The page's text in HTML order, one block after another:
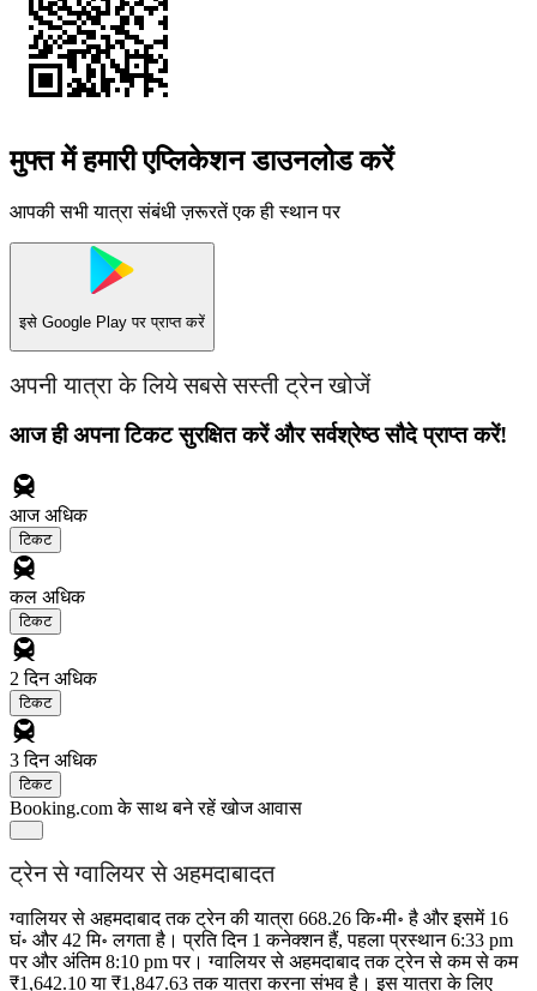
मुफ्त में हमारी एप्लिकेशन डाउनलोड करें
आपकी सभी यात्रा संबंधी ज़रूरतें एक ही स्थान पर
इसे Google Play पर प्राप्त करें
अपनी यात्रा के लिये सबसे सस्ती ट्रेन खोजें
आज ही अपना टिकट सुरक्षित करें और सर्वश्रेष्ठ सौदे प्राप्त करें!
आजअधिक
टिकट
कल अधिक
टिकट
2 दिनअधिक
टिकट
3 दिनअधिक
टिकट
Booking.com के साथ बने रहें खोज आवास
ट्रेन से ग्‍वालियर से अहमदाबादत
ग्‍वालियर से अहमदाबाद तक ट्रेन की यात्रा 668.26 कि॰मी॰ है और इसमें 16
घं॰ और 42 मि॰ लगता है। प्रति दिन 1 कनेक्शन हैं, पहला प्रस्थान 6:33 pm
पर और अंतिम 8:10 pm पर। ग्‍वालियर से अहमदाबाद तक ट्रेन से कम से कम
₹1,642.10 या ₹1,847.63 तक यात्रा करना संभव है। इस यात्रा के लिए